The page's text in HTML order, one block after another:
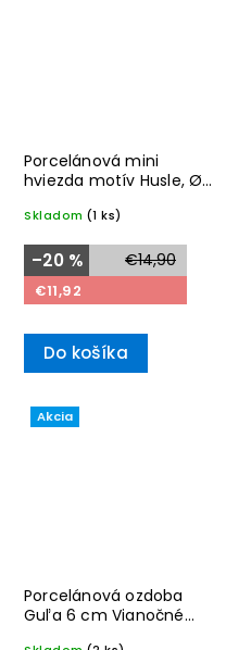
Porcelánová mini
hviezda motív Husle, Ø
Christmas
Skladom (1 ks)
€14,90
–20 %
€11,92
Do košíka
Akcia
Porcelánová ozdoba
Guľa 6 cm Vianočné